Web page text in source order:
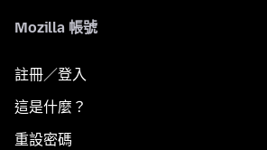
Mozilla 帳號
註冊／登入
這是什麼？
重設密碼